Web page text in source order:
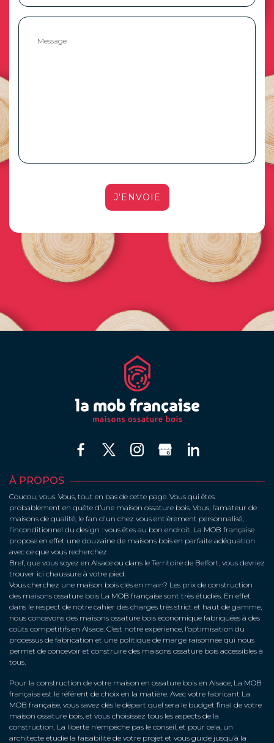
À PROPOS
Coucou, vous. Vous, tout en bas de cette page. Vous qui êtes
probablement en quête d’une maison ossature bois. Vous, l’amateur de
maisons de qualité, le fan d'un chez vous entièrement personnalisé,
l’inconditionnel du design : vous êtes au bon endroit. La MOB française
propose en effet une douzaine de maisons bois en parfaite adéquation
avec ce que vous recherchez.
Bref, que vous soyez en Alsace ou dans le Territoire de Belfort, vous devriez
trouver ici chaussure à votre pied.
Vous cherchez une maison bois clés en main? Les prix de construction
des maisons ossature bois La MOB française sont très étudiés. En effet
dans le respect de notre cahier des charges très strict et haut de gamme,
nous concevons des maisons ossature bois économique fabriquées à des
coûts compétitifs en Alsace. C’est notre expérience, l’optimisation du
processus de fabrication et une politique de marge raisonnée qui nous
permet de concevoir et construire des maisons ossature bois accessibles à
tous.
Pour la construction de votre maison en ossature bois en Alsace, La MOB
française est le référent de choix en la matière. Avec votre fabricant La
MOB française, vous savez dès le départ quel sera le budget final de votre
maison ossature bois, et vous choisissez tous les aspects de la
construction. La liberté n’empêche pas le conseil, et pour cela, un
architecte étudie la faisabilité de votre projet et vous guide jusqu’à la